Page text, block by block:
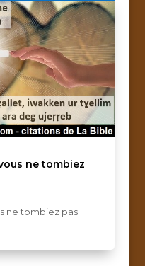
ne tombiez
ne tombiez pas